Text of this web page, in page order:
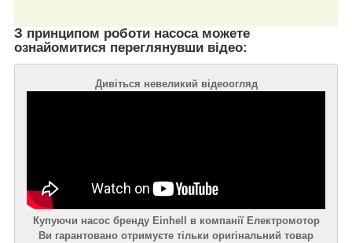
З принципом роботи насоса можете
ознайомитися переглянувши відео:
Дивіться невеликий відеоогляд
Купуючи насос бренду Einhell в компанії Електромотор
Ви гарантовано отримуєте тільки оригінальний товар